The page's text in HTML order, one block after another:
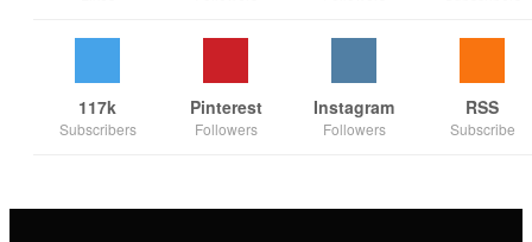
117k
Subscribers
Pinterest
Followers
Instagram
Followers
RSS
Subscribe